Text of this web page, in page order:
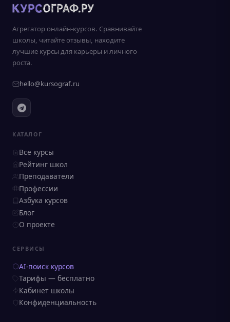
Агрегатор онлайн-курсов. Сравнивайте
школы, читайте отзывы, находите
лучшие курсы для карьеры и личного
роста.
hello@kursograf.ru
КАТАЛОГ
Все курсы
Рейтинг школ
Преподаватели
Профессии
Азбука курсов
Блог
О проекте
СЕРВИСЫ
AI-поиск курсов
Тарифы — бесплатно
Кабинет школы
Конфиденциальность